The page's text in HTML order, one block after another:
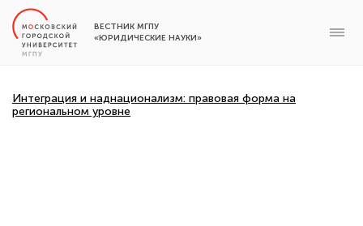
ВЕСТНИК МГПУ
«ЮРИДИЧЕСКИЕ НАУКИ»
Интеграция и наднационализм: правовая форма на
региональном уровне